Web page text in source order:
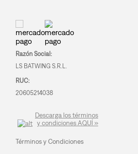
Razón Social:
LS BATWING S.R.L.
RUC:
20605214038
Descarga los términos
y condiciones AQUÍ »
Términos y Condiciones